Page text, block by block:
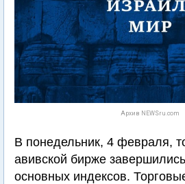
Архив NEWSru.com
В понедельник, 4 февраля,
авивской бирже
основных индексов.